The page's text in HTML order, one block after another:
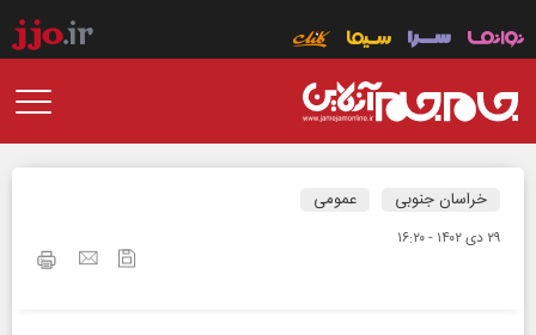
خراسان جنوبی عمومی
۲۹ دی ۱۴۰۲ - ۱۶:۲۰